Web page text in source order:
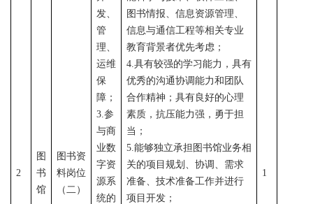
2
图
书
馆
图书资
料岗位
（二）
发、
管
理、
运维
保
障 ；
3.参
与商
业数
字资
源系
统的
图书情报、信息资源管理、
信息与通信工程等相关专业
教育背景者优先考虑；
4.具有较强的学习能力，具有
优秀的沟通协调能力和团队
合作精神；具有良好的心理
素质，抗压能力强，勇于担
当；
5.能够独立承担图书馆业务相
关的项目规划、协调、需求
准备、技术准备工作并进行
项目开发；
1